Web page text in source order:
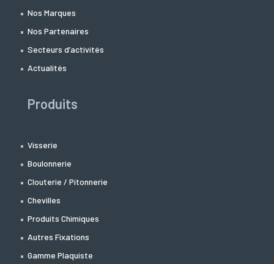
Nos Marques
Nos Partenaires
Secteurs d’activités
Actualités
Produits
Visserie
Boulonnerie
Clouterie / Pitonnerie
Chevilles
Produits Chimiques
Autres Fixations
Gamme Plaquiste